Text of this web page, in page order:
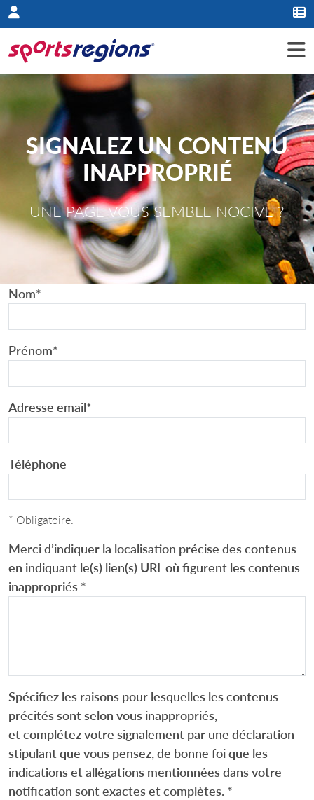
Panneau de gestion des cookies
SIGNALEZ UN CONTENU
INAPPROPRIÉ
UNE PAGE VOUS SEMBLE NOCIVE ?
Nom*
Prénom*
Adresse email*
Téléphone
* Obligatoire.
Merci d’indiquer la localisation précise des contenus
en indiquant le(s) lien(s) URL où figurent les contenus
inappropriés *
Spécifiez les raisons pour lesquelles les contenus
précités sont selon vous inappropriés,
et complétez votre signalement par une déclaration
stipulant que vous pensez, de bonne foi que les
indications et allégations mentionnées dans votre
notification sont exactes et complètes. *